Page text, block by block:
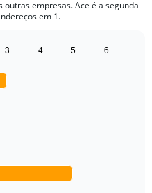
empresas. Ace é a segunda
em 1.
3 4 5 6